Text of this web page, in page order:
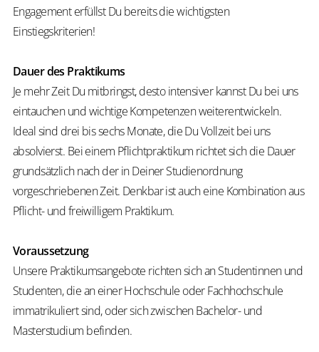
Engagement erfüllst Du bereits die wichtigsten
Einstiegskriterien!
Dauer des Praktikums
Je mehr Zeit Du mitbringst, desto intensiver kannst Du bei uns
eintauchen und wichtige Kompetenzen weiterentwickeln.
Ideal sind drei bis sechs Monate, die Du Vollzeit bei uns
absolvierst. Bei einem Pflichtpraktikum richtet sich die Dauer
grundsätzlich nach der in Deiner Studienordnung
vorgeschriebenen Zeit. Denkbar ist auch eine Kombination aus
Pflicht- und freiwilligem Praktikum.
Voraussetzung
Unsere Praktikumsangebote richten sich an Studentinnen und
Studenten, die an einer Hochschule oder Fachhochschule
immatrikuliert sind, oder sich zwischen Bachelor- und
Masterstudium befinden.